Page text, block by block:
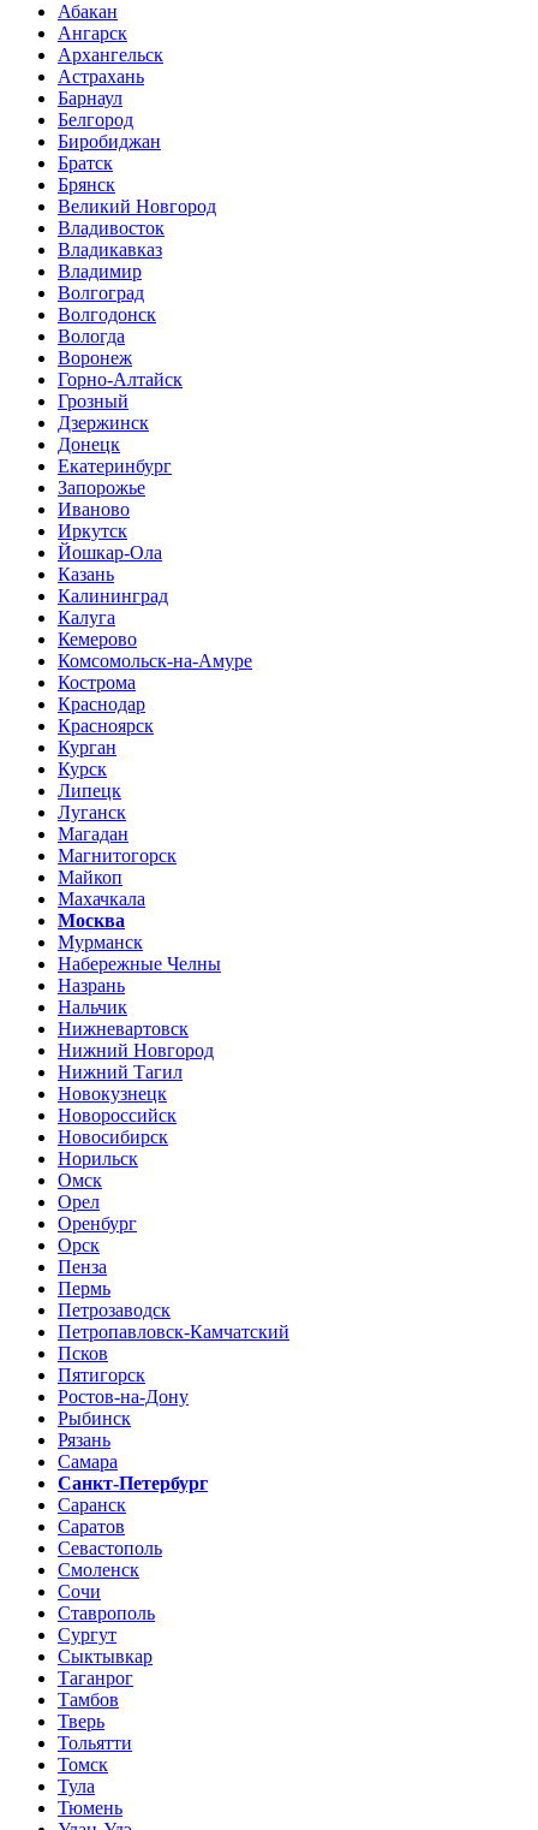
Абакан
Ангарск
Архангельск
Астрахань
Барнаул
Белгород
Биробиджан
Братск
Брянск
Великий Новгород
Владивосток
Владикавказ
Владимир
Волгоград
Волгодонск
Вологда
Воронеж
Горно-Алтайск
Грозный
Дзержинск
Донецк
Екатеринбург
Запорожье
Иваново
Иркутск
Йошкар-Ола
Казань
Калининград
Калуга
Кемерово
Комсомольск-на-Амуре
Кострома
Краснодар
Красноярск
Курган
Курск
Липецк
Луганск
Магадан
Магнитогорск
Майкоп
Махачкала
Москва
Мурманск
Набережные Челны
Назрань
Нальчик
Нижневартовск
Нижний Новгород
Нижний Тагил
Новокузнецк
Новороссийск
Новосибирск
Норильск
Омск
Орел
Оренбург
Орск
Пенза
Пермь
Петрозаводск
Петропавловск-Камчатский
Псков
Пятигорск
Ростов-на-Дону
Рыбинск
Рязань
Самара
Санкт-Петербург
Саранск
Саратов
Севастополь
Смоленск
Сочи
Ставрополь
Сургут
Сыктывкар
Таганрог
Тамбов
Тверь
Тольятти
Томск
Тула
Тюмень